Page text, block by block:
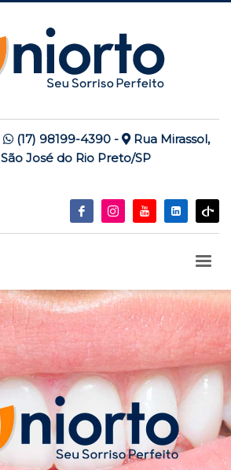
(17) 98199-4390 -
Rua Mirassol,
José do Rio Preto/SP